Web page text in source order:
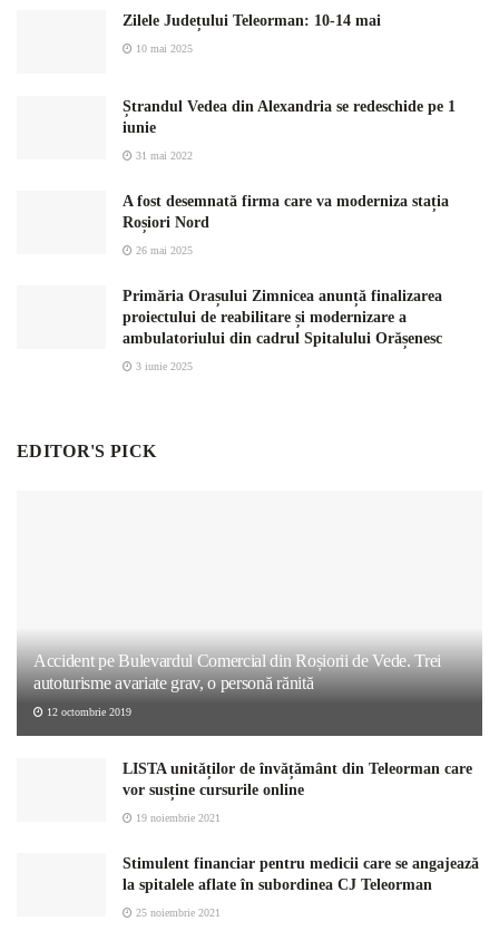
Zilele Județului Teleorman: 10-14 mai
10 mai 2025
Ștrandul Vedea din Alexandria se redeschide pe 1
iunie
31 mai 2022
A fost desemnată firma care va moderniza stația
Roșiori Nord
26 mai 2025
Primăria Orașului Zimnicea anunță finalizarea
proiectului de reabilitare și modernizare a
ambulatoriului din cadrul Spitalului Orășenesc
3 iunie 2025
EDITOR'S PICK
Accident pe Bulevardul Comercial din Roșiorii de Vede. Trei
autoturisme avariate grav, o personă rănită
12 octombrie 2019
LISTA unităților de învățământ din Teleorman care
vor susține cursurile online
19 noiembrie 2021
Stimulent financiar pentru medicii care se angajează
la spitalele aflate în subordinea CJ Teleorman
25 noiembrie 2021